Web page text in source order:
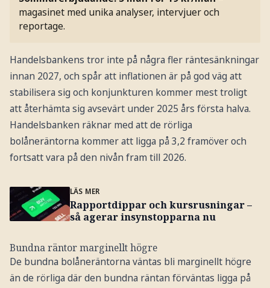
magasinet med unika analyser, intervjuer och
reportage.
Handelsbankens tror inte på några fler räntesänkningar
innan 2027, och spår att inflationen är på god väg att
stabilisera sig och konjunkturen kommer mest troligt
att återhämta sig avsevärt under 2025 års första halva.
Handelsbanken räknar med att de rörliga
bolåneräntorna kommer att ligga på 3,2 framöver och
fortsatt vara på den nivån fram till 2026.
LÄS MER
Rapportdippar och kursrusningar –
så agerar insynstopparna nu
Bundna räntor marginellt högre
De bundna bolåneräntorna väntas bli marginellt högre
än de rörliga där den bundna räntan förväntas ligga på